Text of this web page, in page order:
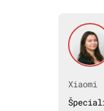
Xiaomi